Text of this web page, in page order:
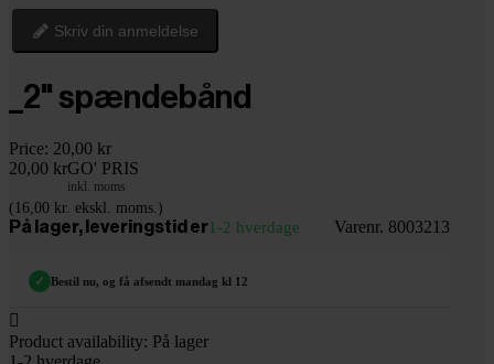
Skriv din anmeldelse
_2" spændebånd
Price: 20,00 kr
20,00 krGO' PRIS
inkl. moms
(16,00 kr. ekskl. moms.)
På lager, leveringstid er1-2 hverdage Varenr. 8003213
✓ Bestil nu, og få afsendt mandag kl 12

Product availability: På lager